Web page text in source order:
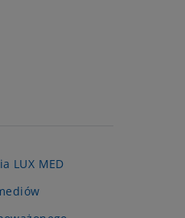
LUX MED